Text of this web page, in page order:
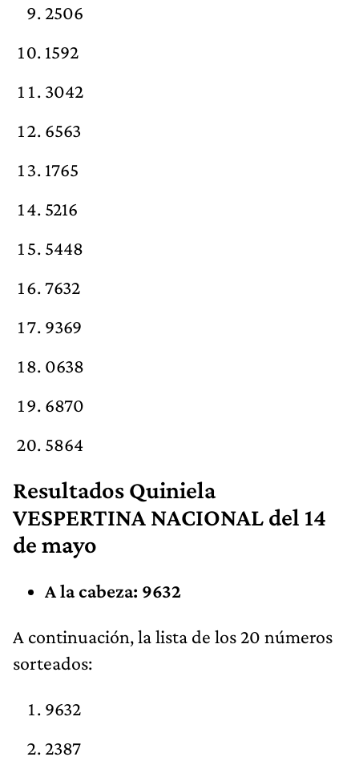
2506
1592
3042
6563
1765
5216
5448
7632
9369
0638
6870
5864
Resultados Quiniela
VESPERTINA NACIONAL del 14
de mayo
A la cabeza: 9632
A continuación, la lista de los 20 números
sorteados:
9632
2387